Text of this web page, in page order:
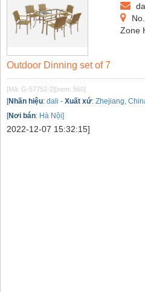
Zone
Outdoor Dinning set of 7
[Mã: G-57752-2][xem: 560]
[Nhãn hiệu: dali - Xuất xứ: Zhejiang,
[Nơi bán: Hà Nội]
2022-12-07 15:32:15]